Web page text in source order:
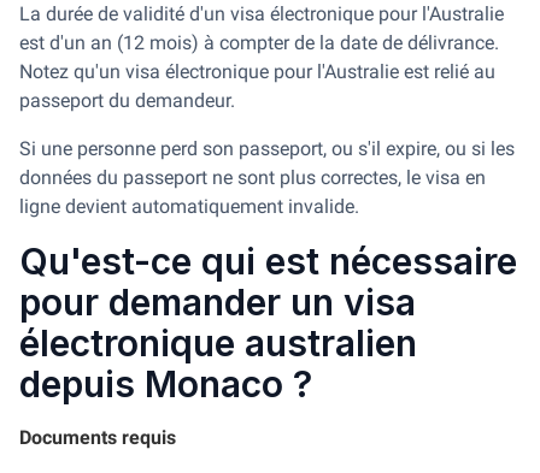
La durée de validité d'un visa électronique pour l'Australie
est d'un an (12 mois) à compter de la date de délivrance.
Notez qu'un visa électronique pour l'Australie est relié au
passeport du demandeur.
Si une personne perd son passeport, ou s'il expire, ou si les
données du passeport ne sont plus correctes, le visa en
ligne devient automatiquement invalide.
Qu'est-ce qui est nécessaire
pour demander un visa
électronique australien
depuis Monaco ?
Documents requis